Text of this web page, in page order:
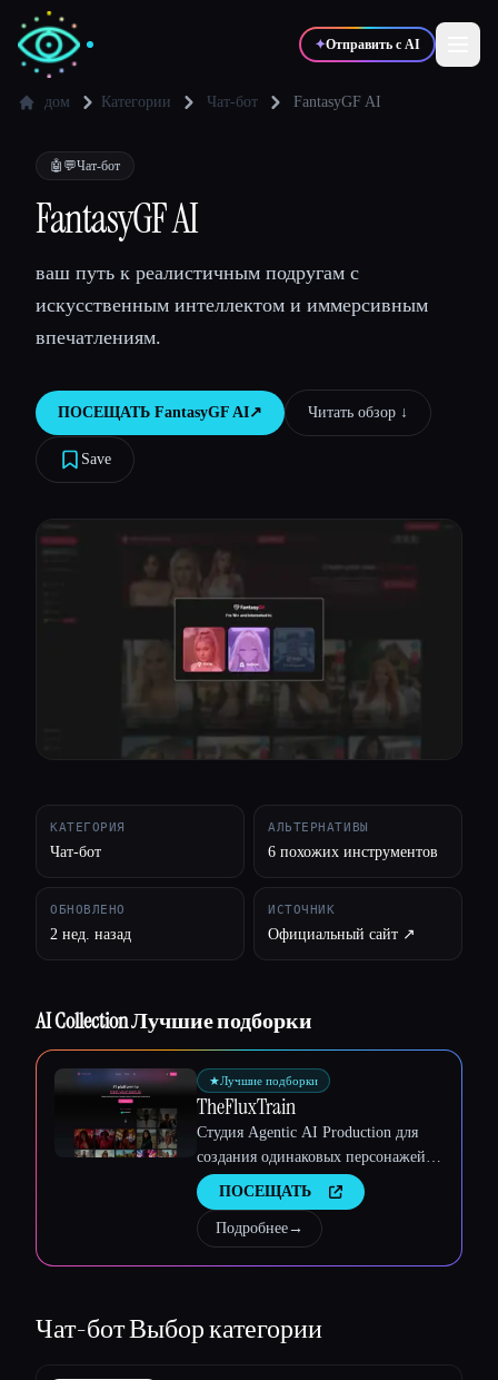
✦Отправить с AI
✍️Писатели
💻 Разработчики
🎓Студенты 🎬Креаторы
Блог
Сравнить инструменты
Все категории
дом Категории Чат-бот FantasyGF AI
🤖💬Чат-бот
FantasyGF AI
ваш путь к реалистичным подругам с
искусственным интеллектом и иммерсивным
впечатлениям.
ПОСЕЩАТЬ FantasyGF AI↗︎ Читать обзор ↓︎
Save
КАТЕГОРИЯ
Чат-бот
АЛЬТЕРНАТИВЫ
6 похожих инструментов
ОБНОВЛЕНО
2 нед. назад
ИСТОЧНИК
Официальный сайт ↗︎
AI Collection Лучшие подборки
★Лучшие подборки
TheFluxTrain
Студия Agentic AI Production для
создания одинаковых персонажей,
рабочих процессов и видео
ПОСЕЩАТЬ
Подробнее→
Чат-ботВыбор категории